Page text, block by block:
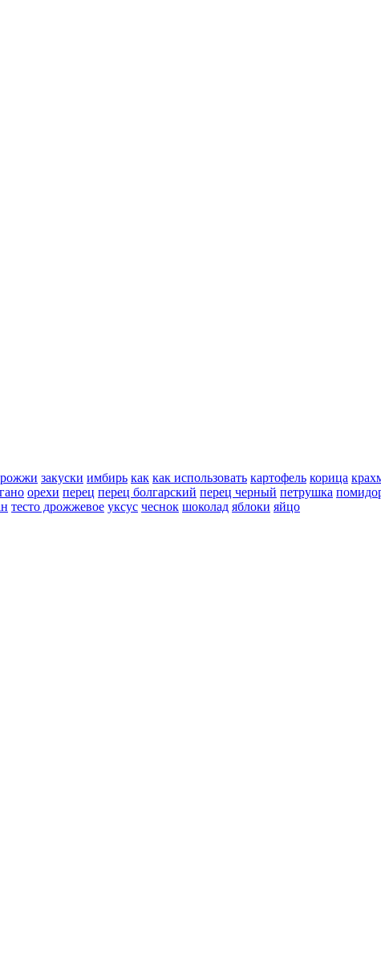
закуски имбирь как как использовать картофель корица
орехи перец перец болгарский перец черный петрушка
тесто дрожжевое уксус чеснок шоколад яблоки яйцо